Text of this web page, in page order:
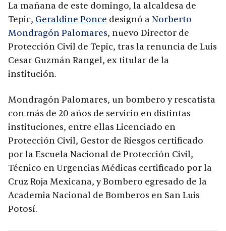
La mañana de este domingo, la alcaldesa de
Tepic, Geraldine Ponce designó a Norberto
Mondragón Palomares, nuevo Director de
Protección Civil de Tepic, tras la renuncia de Luis
Cesar Guzmán Rangel, ex titular de la
institución.
Mondragón Palomares, un bombero y rescatista
con más de 20 años de servicio en distintas
instituciones, entre ellas Licenciado en
Protección Civil, Gestor de Riesgos certificado
por la Escuela Nacional de Protección Civil,
Técnico en Urgencias Médicas certificado por la
Cruz Roja Mexicana, y Bombero egresado de la
Academia Nacional de Bomberos en San Luis
Potosí.